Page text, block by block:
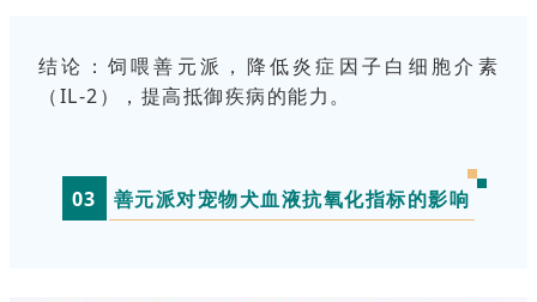
结论： 饲喂善元派，降低炎症因子白细胞介素
（IL-2），提高抵御疾病的能力。
03 善元派对宠物犬血液抗氧化指标的影响